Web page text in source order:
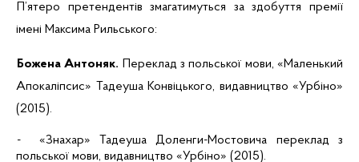
П’ятеро претендентів змагатимуться за здобуття премії
імені Максима Рильського:
Божена Антоняк. Переклад з польської мови, «Маленький
Апокаліпсис»
Тадеуша Конвіцького, видавництво «Урбіно»
(2015).
- «Знахар» Тадеуша Доленги-Мостовича переклад з
польської мови, видавництво «Урбіно» (2015).